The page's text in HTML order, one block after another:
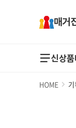
매거
신상품
HOME